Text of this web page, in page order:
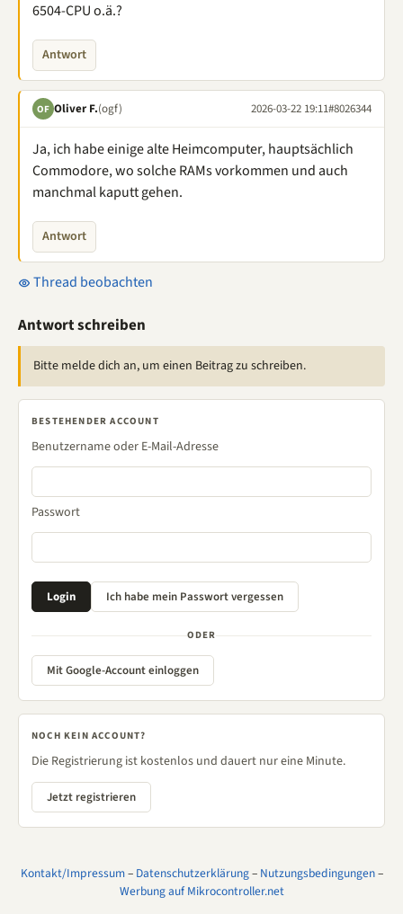
6504-CPU o.ä.?
Antwort
OF Oliver F.(ogf) 2026-03-22 19:11#8026344
Ja, ich habe einige alte Heimcomputer, hauptsächlich
Commodore, wo solche RAMs vorkommen und auch
manchmal kaputt gehen.
Antwort
Thread beobachten
Antwort schreiben
Bitte melde dich an, um einen Beitrag zu schreiben.
BESTEHENDER ACCOUNT
Benutzername oder E-Mail-Adresse
Passwort
ODER
Mit Google-Account einloggen
NOCH KEIN ACCOUNT?
Die Registrierung ist kostenlos und dauert nur eine Minute.
Jetzt registrieren
Kontakt/Impressum– Datenschutzerklärung– Nutzungsbedingungen–
Werbung auf Mikrocontroller.net